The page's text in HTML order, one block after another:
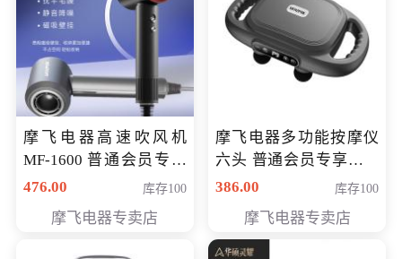
摩飞电器高速吹风机
MF-1600 普通会员专享
价298元
476.00 库存100
摩飞电器专卖店
摩飞电器多功能按摩仪
六头 普通会员专享价格
199元
386.00 库存100
摩飞电器专卖店